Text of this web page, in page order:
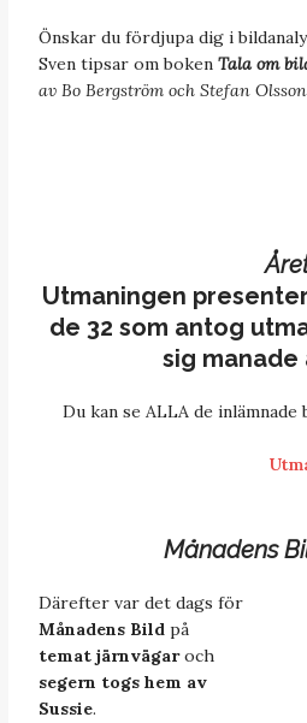
Önskar du fördjupa dig i
Sven tipsar om boken Tala om
av Bo Bergström och Stefan
Utmaningen
de 32 som antog
sig manade
Du kan se ALLA de
Månadens
Därefter var det dags för
Månadens Bild på
temat järnvägaroch
segern togs hem av
Sussie.